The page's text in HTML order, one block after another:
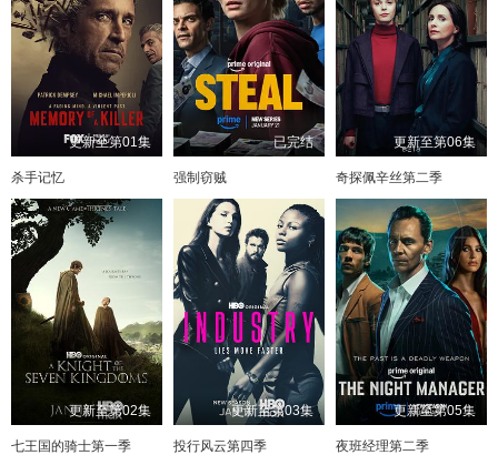
更新至第01集
杀手记忆
已完结
强制窃贼
更新至第06集
奇探佩辛丝第二季
更新至第02集
七王国的骑士第一季
更新至第03集
投行风云第四季
更新至第05集
夜班经理第二季